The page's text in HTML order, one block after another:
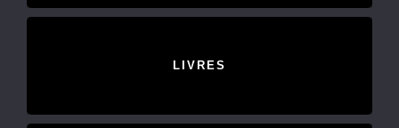
LIVRES